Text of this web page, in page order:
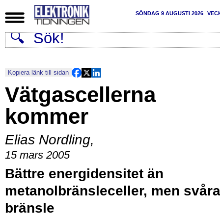
SÖNDAG 9 AUGUSTI 2026
Kopiera länk till sidan
Vätgascellerna
kommer
Elias Nordling,
15 mars 2005
Bättre energidensitet än
metanolbränsleceller, men
bränsle